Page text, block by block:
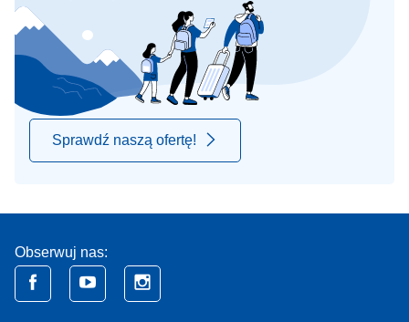
Sprawdź naszą ofertę!
Obserwuj nas: